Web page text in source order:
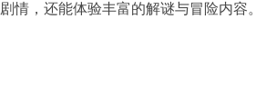
情，还能体验丰富的解谜与冒险内容。